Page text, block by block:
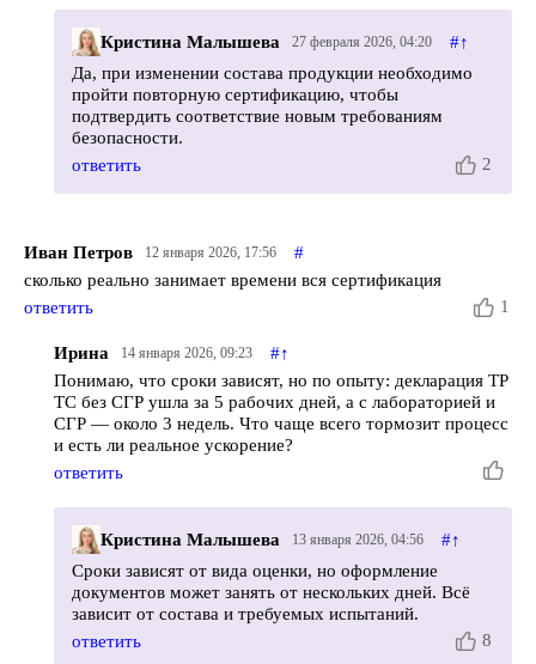
Кристина Малышева 27 февраля 2026, 04:20 #↑
Да, при изменении состава продукции необходимо
пройти повторную сертификацию, чтобы
подтвердить соответствие новым требованиям
безопасности.
2
ответить
Иван Петров 12 января 2026, 17:56
#
сколько реально занимает времени вся сертификация
1
ответить
Ирина 14 января 2026, 09:23 #↑
Понимаю, что сроки зависят, но по опыту: декларация ТР
ТС без СГР ушла за 5 рабочих дней, а с лабораторией и
СГР — около 3 недель. Что чаще всего тормозит процесс
и есть ли реальное ускорение?
ответить
Кристина Малышева 13 января 2026, 04:56 #↑
Сроки зависят от вида оценки, но оформление
документов может занять от нескольких дней. Всё
зависит от состава и требуемых испытаний.
8
ответить